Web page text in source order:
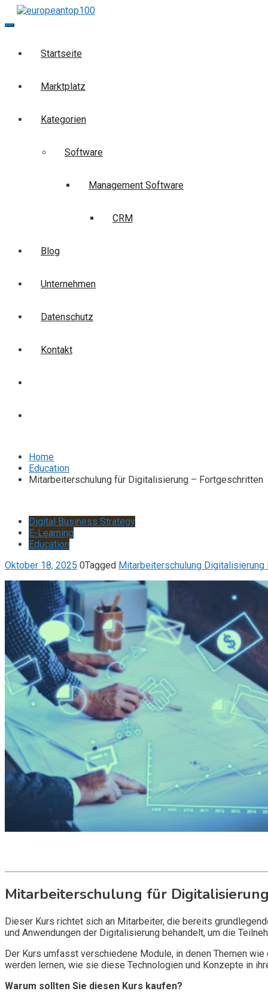
Skip
to
Startseite
Marktplatz
Kategorien
Software
Management Software
CRM
Blog
Unternehmen
Datenschutz
Kontakt
Home
Education
Mitarbeiterschulung für Digitalisierung – Fortgeschritten
Digital Business Strategy
E-Learning
Education
Oktober 18, 2025 0Tagged Mitarbeiterschulung Digitalisierung
Mitarbeiterschulung für
Dieser Kurs richtet sich an Mitarbeiter, die bereits
und Anwendungen der Digitalisierung behandelt, um die
Der Kurs umfasst verschiedene Module, in denen Themen
werden lernen, wie sie diese Technologien und Konzepte in
Warum sollten Sie diesen Kurs kaufen?